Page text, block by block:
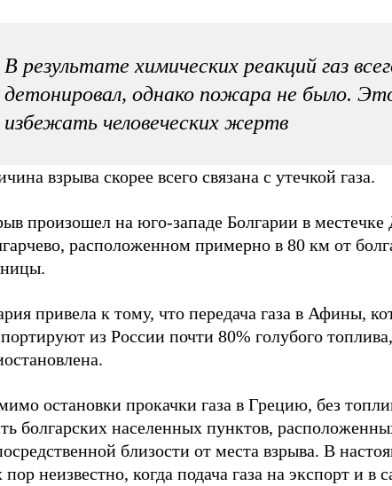
В результате химических реакций газ
детонировал, однако пожара не было.
избежать человеческих жертв
взрыва скорее всего связана с утечкой газа.
произошел на юго-западе Болгарии в местечке
расположенном примерно в 80 км от
привела к тому, что передача газа в Афины,
из России почти 80% голубого
остановки прокачки газа в Грецию, без
болгарских населенных пунктов,
близости от места взрыва. В
пор неизвестно, когда подача газа на экспорт и в